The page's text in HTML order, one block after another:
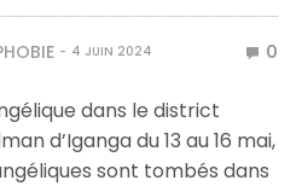
4 JUIN 2024 0
dans le district
d’Iganga du 13 au 16 mai,
sont tombés dans